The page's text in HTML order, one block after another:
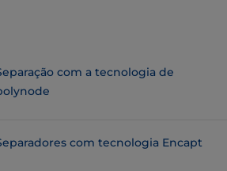
com a tecnologia de
com tecnologia Encapt